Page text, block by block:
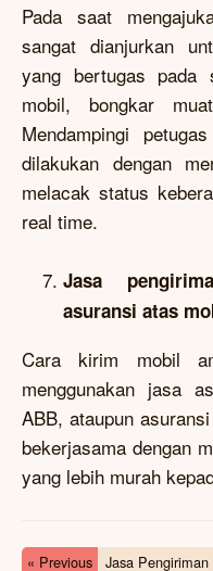
Pada saat
sangat dianjurkan
yang bertugas pada
mobil, bongkar
Mendampingi
dilakukan dengan
melacak status
real time.
Jasa
asuransi atas
Cara kirim mobil
menggunakan jasa
ABB, ataupun
bekerjasama dengan
yang lebih murah
« Previous Jasa